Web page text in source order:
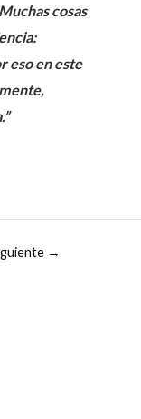
cosas
eso en este
→